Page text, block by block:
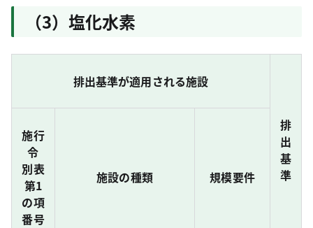
（3）塩化水素
排出基準が適用される施設
排
出
基
準
施行
令
別表
第1
の項
番号
施設の種類 規模要件